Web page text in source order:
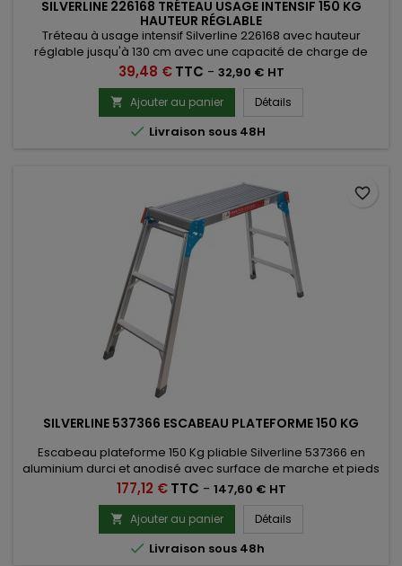
SILVERLINE 226168 TRÉTEAU USAGE INTENSIF 150 KG
HAUTEUR RÉGLABLE
Tréteau à usage intensif Silverline 226168 avec hauteur
réglable jusqu'à 130 cm avec une capacité de charge de
150Kg
Prix
39,48 € TTC - 32,90 € HT
 Ajouter au panier Détails
 Livraison sous 48H
SILVERLINE 537366 ESCABEAU PLATEFORME 150 KG
Escabeau plateforme 150 Kg pliable Silverline 537366 en
aluminium durci et anodisé avec surface de marche et pieds
antidérapants
Prix
177,12 € TTC - 147,60 € HT
 Ajouter au panier Détails
 Livraison sous 48h
favorite_border